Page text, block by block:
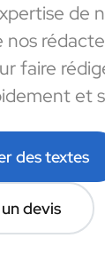
de
nos
faire
et
des textes
devis